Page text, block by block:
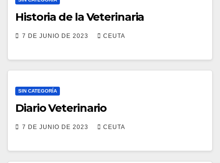
Historia de la Veterinaria
7 DE JUNIO DE 2023 CEUTA
SIN CATEGORÍA
Diario Veterinario
7 DE JUNIO DE 2023 CEUTA